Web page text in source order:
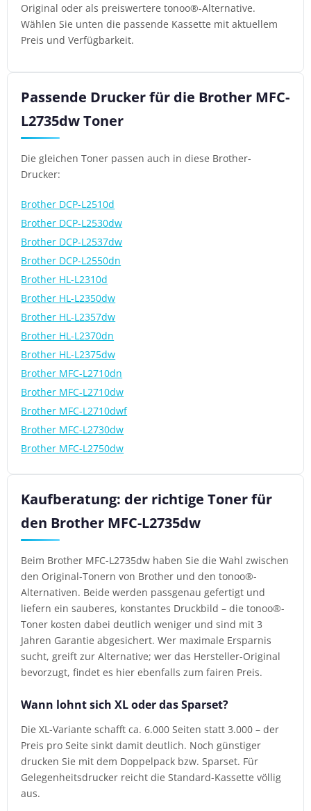
Original oder als preiswertere tonoo®-Alternative.
Wählen Sie unten die passende Kassette mit aktuellem
Preis und Verfügbarkeit.
Passende Drucker für die Brother MFC-
L2735dw Toner
Die gleichen Toner passen auch in diese Brother-
Drucker:
Brother DCP-L2510d
Brother DCP-L2530dw
Brother DCP-L2537dw
Brother DCP-L2550dn
Brother HL-L2310d
Brother HL-L2350dw
Brother HL-L2357dw
Brother HL-L2370dn
Brother HL-L2375dw
Brother MFC-L2710dn
Brother MFC-L2710dw
Brother MFC-L2710dwf
Brother MFC-L2730dw
Brother MFC-L2750dw
Kaufberatung: der richtige Toner für
den Brother MFC-L2735dw
Beim Brother MFC-L2735dw haben Sie die Wahl zwischen
den Original-Tonern von Brother und den tonoo®-
Alternativen. Beide werden passgenau gefertigt und
liefern ein sauberes, konstantes Druckbild – die tonoo®-
Toner kosten dabei deutlich weniger und sind mit 3
Jahren Garantie abgesichert. Wer maximale Ersparnis
sucht, greift zur Alternative; wer das Hersteller-Original
bevorzugt, findet es hier ebenfalls zum fairen Preis.
Wann lohnt sich XL oder das Sparset?
Die XL-Variante schafft ca. 6.000 Seiten statt 3.000 – der
Preis pro Seite sinkt damit deutlich. Noch günstiger
drucken Sie mit dem Doppelpack bzw. Sparset. Für
Gelegenheitsdrucker reicht die Standard-Kassette völlig
aus.